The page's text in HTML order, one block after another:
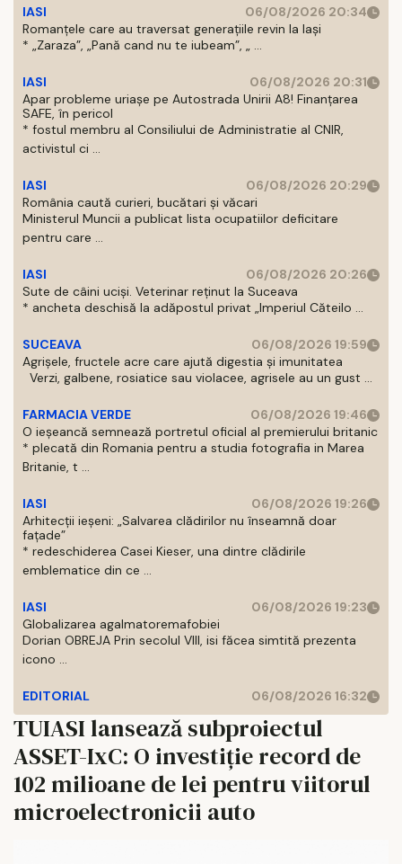
IASI
06/08/2026 20:34
Romanțele care au traversat generațiile revin la Iași
* „Zaraza”, „Pană cand nu te iubeam”, „ ...
IASI
06/08/2026 20:31
Apar probleme uriașe pe Autostrada Unirii A8! Finanțarea
SAFE, în pericol
* fostul membru al Consiliului de Administratie al CNIR,
activistul ci ...
IASI
06/08/2026 20:29
România caută curieri, bucătari și văcari
Ministerul Muncii a publicat lista ocupatiilor deficitare
pentru care ...
IASI
06/08/2026 20:26
Sute de câini uciși. Veterinar reținut la Suceava
* ancheta deschisă la adăpostul privat „Imperiul Căteilo ...
SUCEAVA
06/08/2026 19:59
Agrișele, fructele acre care ajută digestia și imunitatea
Verzi, galbene, rosiatice sau violacee, agrisele au un gust ...
FARMACIA VERDE
06/08/2026 19:46
O ieșeancă semnează portretul oficial al premierului britanic
* plecată din Romania pentru a studia fotografia in Marea
Britanie, t ...
IASI
06/08/2026 19:26
Arhitecții ieșeni: „Salvarea clădirilor nu înseamnă doar
fațade”
* redeschiderea Casei Kieser, una dintre clădirile
emblematice din ce ...
IASI
06/08/2026 19:23
Globalizarea agalmatoremafobiei
Dorian OBREJA Prin secolul VIII, isi făcea simtită prezenta
icono ...
EDITORIAL 06/08/2026 16:32
TUIASI lansează subproiectul
ASSET-IxC: O investiție record de
102 milioane de lei pentru viitorul
microelectronicii auto